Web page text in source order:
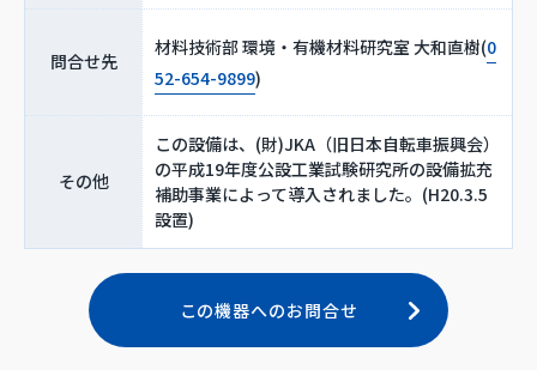
問合せ先
材料技術部 環境・有機材料研究室 大和直樹(0
52-654-9899)
その他
この設備は、(財)JKA（旧日本自転車振興会）
の平成19年度公設工業試験研究所の設備拡充
補助事業によって導入されました。(H20.3.5
設置)
この機器へのお問合せ